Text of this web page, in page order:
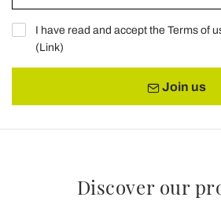
I have read and accept the Terms of
(Link)
Join us
Discover our